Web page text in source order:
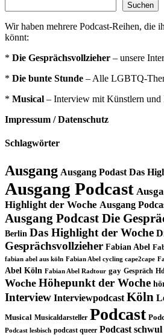
Suchen
Wir haben mehrere Podcast-Reihen, die
könnt:
* Die Gesprächsvollzieher – unsere
* Die bunte Stunde – Alle LGBTQ-
* Musical – Interview mit Künstlern und
Impressum / Datenschutz
Schlagwörter
Ausgang Ausgang Podast Das
Ausgang Podcast
Highlight der Woche Ausgang
Ausgang Podcast Die
Berlin Das Highlight der Woche
Gesprächsvollzieher Fabian Abel
fabian abel aus köln Fabian Abel cycling cape2cape
Abel Köln Fabian Abel Radtour gay Gespräch
Woche Höhepunkt der Woche
Interview Interviewpodcast Köln
Musical Musicaldarsteller Podcast
Podcast lesbisch podcast queer Podcast schwul